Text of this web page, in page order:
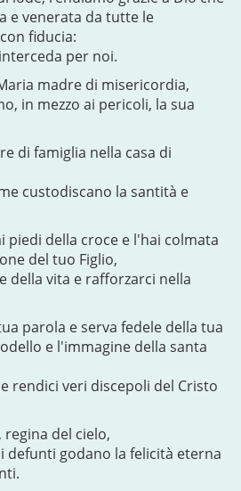
e venerata da tutte le
fiducia:
per noi.
madre di misericordia,
in mezzo ai pericoli, la sua
di famiglia nella casa di
custodiscano la santità e
piedi della croce e l'hai colmata
del tuo Figlio,
della vita e rafforzarci nella
parola e serva fedele della tua
e l'immagine della santa
rendici veri discepoli del Cristo
del cielo,
defunti godano la felicità eterna